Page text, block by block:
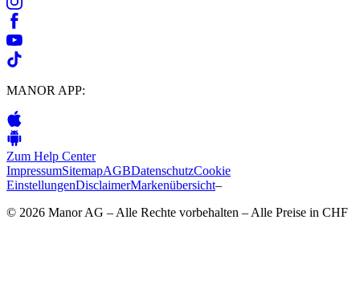
MANOR APP:
Zum Help Center
ImpressumSitemapAGBDatenschutzCookie
EinstellungenDisclaimerMarkenübersicht–
© 2026 Manor AG – Alle Rechte vorbehalten – Alle Preise in CHF